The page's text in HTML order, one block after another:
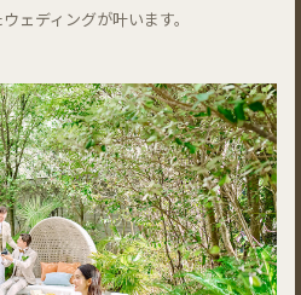
ェディングが叶います。